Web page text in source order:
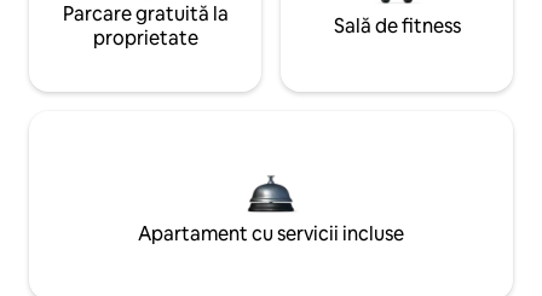
Parcare gratuită la
proprietate
Sală de fitness
Apartament cu servicii incluse